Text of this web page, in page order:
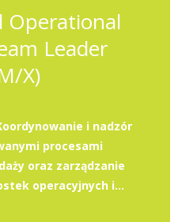
Operational
Leader
X)
i nadzór
procesami
oraz zarządzanie
operacyjnych i...